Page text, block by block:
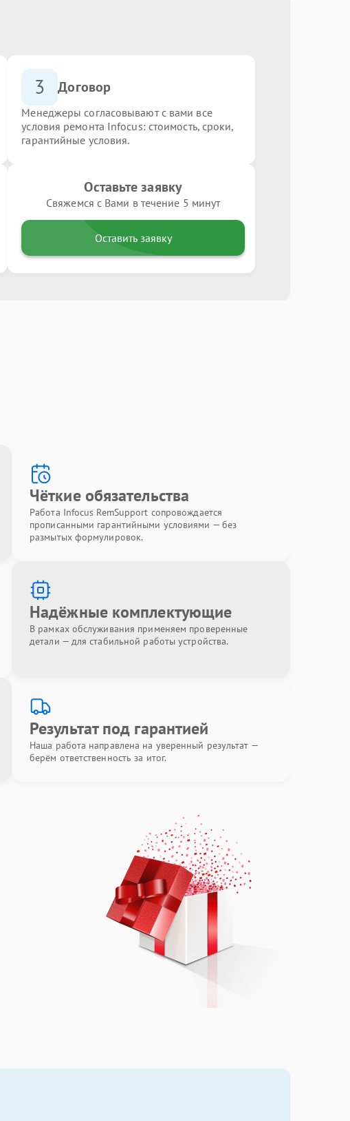
3 Договор
Менеджеры согласовывают с вами все
условия ремонта Infocus: стоимость, сроки,
гарантийные условия.
Оставьте заявку
Свяжемся с Вами в течение 5 минут
Оставить заявку
Чёткие обязательства
Работа Infocus RemSupport сопровождается
прописанными гарантийными условиями — без
размытых формулировок.
Надёжные комплектующие
В рамках обслуживания применяем проверенные
детали — для стабильной работы устройства.
Результат под гарантией
Наша работа направлена на уверенный результат —
берём ответственность за итог.